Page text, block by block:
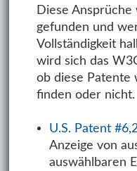
Diese
gefunden und
Vollständigkeit
wird sich das
ob diese Patente
finden oder nicht.
U.S. Patent
Anzeige von
auswählbaren